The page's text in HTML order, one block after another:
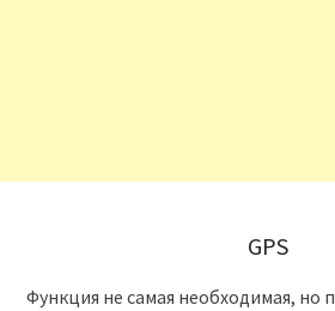
GPS
Функция не самая необходимая, но